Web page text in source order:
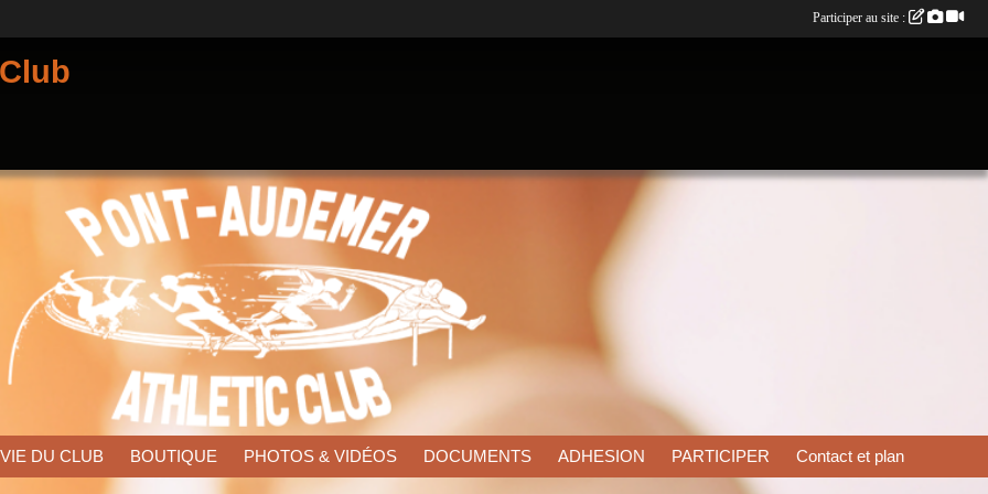
DU CLUB BOUTIQUE PHOTOS & VIDÉOS DOCUMENTS ADHESION PARTICIPER Contact et plan
Participer au site :